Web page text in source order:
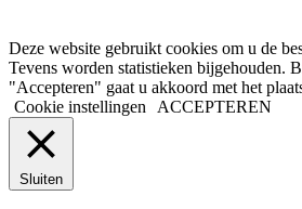
Deze website gebruikt cookies om u de
Tevens worden statistieken bijgehouden.
"Accepteren" gaat u akkoord met het
Cookie instellingen
ACCEPTEREN
Sluiten